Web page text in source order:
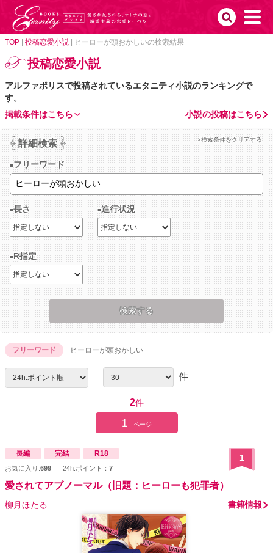
TOP 投稿恋愛小説 ヒーローが頭おかしいの検索結果
投稿恋愛小説
アルファポリスで投稿されているエタニティ小説のランキングで
す。
小説の投稿はこちら
掲載条件はこちら
詳細検索 ×検索条件をクリアする
フリーワード
長さ 進行状況
R指定
フリーワード ヒーローが頭おかしい
件
2件
1 ページ
長編 完結 R18
お気に入り:699 24h.ポイント： 7
1
愛されてアブノーマル（旧題：ヒーローも犯罪者）
柳月ほたる 書籍情報